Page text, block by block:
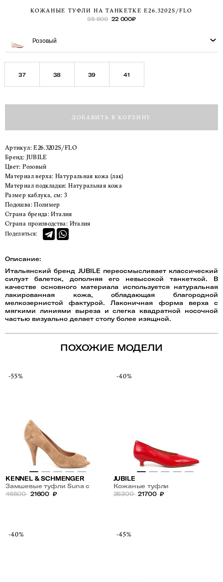
КОЖАНЫЕ ТУФЛИ НА ТАНКЕТКЕ E26.3202S/FLO
35 800 22 000₽
Розовый
37 38 39 41
ДОБАВИТЬ В КОРЗИНУ
Артикул:E26.3202S/FLO
Бренд: JUBILE
Цвет:
Розовый
Материал верха: Натуральная кожа (лак)
Материал подкладки: Натуральная кожа
Размер каблука, см: 3
Подошва: Полимер
Страна бренда: Италия
Страна производства: Италия
Поделиться:
Описание:
Итальянский бренд JUBILE переосмысливает классический
силуэт балеток, дополняя его невысокой танкеткой. В
качестве основного материала используется натуральная
лакированная кожа, обладающая благородной
мелкозернистой фактурой. Лаконичная форма верха с
мягкими линиями выреза и слегка квадратной носочной
частью визуально делает стопу более изящной.
ПОХОЖИЕ МОДЕЛИ
-55%
KENNEL & SCHMENGER
Замшевые туфли Suna с
открытым носом
46500 21600 ₽
-40%
JUBILE
Кожаные туфли
35300 21700 ₽
-40% -45%